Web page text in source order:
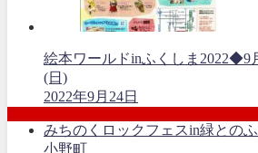
絵本ワールドinふくしま2022◆9
(日)
2022年9月24日
みちのくロックフェスin緑との
小野町